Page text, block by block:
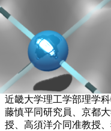
近畿大学理工学部理学
藤慎平同研究員、京都
授、高須洋介同准教授